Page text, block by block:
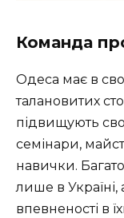
Команда
Одеса має в
талановитих
підвищують
семінари,
навички.
лише в
впевненості в